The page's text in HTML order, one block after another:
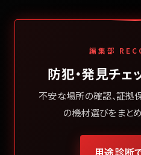
編集部
防犯・発見チェ
不安な場所の確認、証拠
の機材選びをまと
用途診断